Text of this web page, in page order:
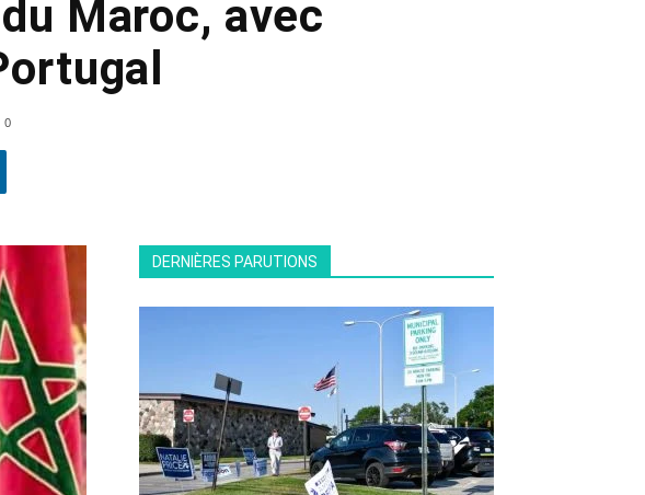
Maroc, avec
0
DERNIÈRES PARUTIONS